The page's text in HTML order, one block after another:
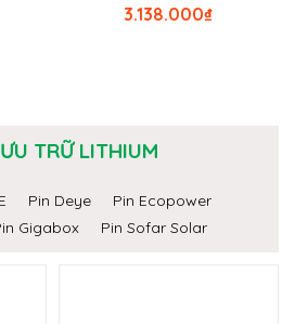
₫
3.138.000
TRỮ LITHIUM
Pin Deye
Pin Ecopower
Gigabox Pin Sofar Solar